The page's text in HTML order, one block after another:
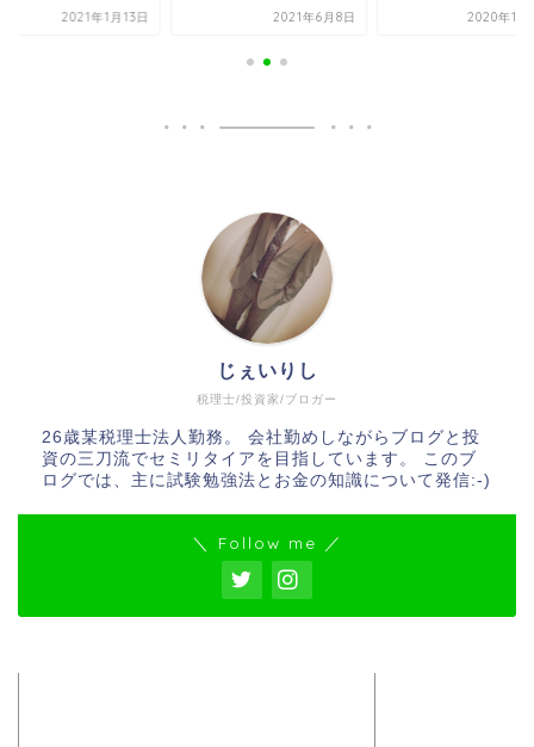
2021年1月13日 2021年6月8日 2020年11
税理士/投資家/ブロガー
じぇいりし
26歳某税理士法人勤務。 会社勤めしながらブログと投
資の三刀流でセミリタイアを目指しています。 このブ
ログでは、主に試験勉強法とお金の知識について発信:-)
＼ Follow me ／